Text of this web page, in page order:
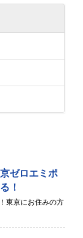
ゼロエミポ
！
東京にお住みの方